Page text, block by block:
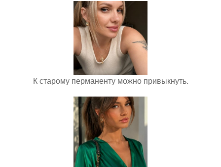
К старому перманенту можно привыкнуть.